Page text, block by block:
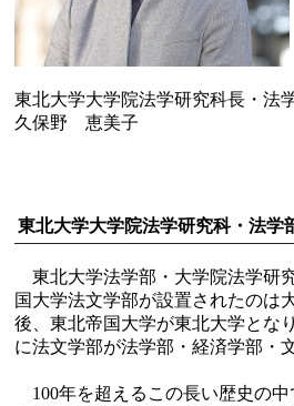
東北大学大学院法学研究科長・法
久保野 恵美子
東北大学大学院法学研究科・法学
東北大学法学部・大学院法学研
国大学法文学部が設置されたのは
後、東北帝国大学が東北大学とな
に法文学部が法学部・経済学部・
100年を超えるこの長い歴史の中